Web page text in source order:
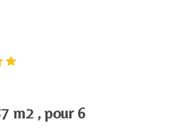
m2 , pour 6